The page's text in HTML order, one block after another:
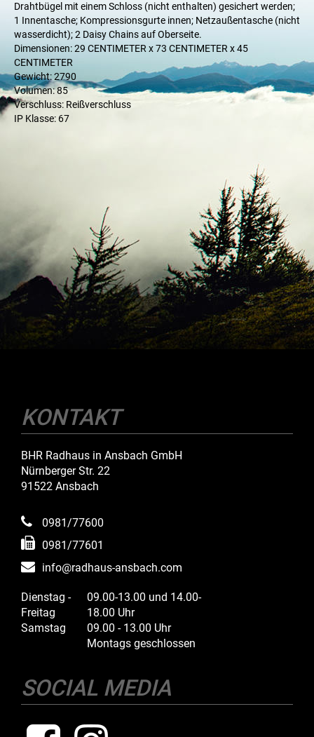
Drahtbügel mit einem Schloss (nicht enthalten) gesichert werden;
1 Innentasche; Kompressionsgurte innen; Netzaußentasche (nicht
wasserdicht); 2 Daisy Chains auf Oberseite.
Dimensionen: 29 CENTIMETER x 73 CENTIMETER x 45
CENTIMETER
Gewicht: 2790
Volumen: 85
Verschluss: Reißverschluss
IP Klasse: 67
KONTAKT
BHR Radhaus in Ansbach GmbH
Nürnberger Str. 22
91522 Ansbach
0981/77600
0981/77601
info@radhaus-ansbach.com
Dienstag -
Freitag
09.00-13.00 und 14.00-
18.00 Uhr
Samstag
09.00 - 13.00 Uhr
Montags geschlossen
SOCIAL MEDIA